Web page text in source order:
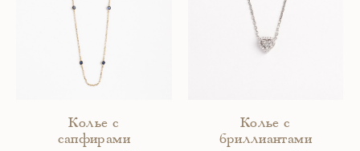
Колье с
сапфирами
Колье с
бриллиантами